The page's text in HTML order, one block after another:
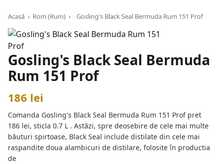
Acasă › Rom (Rum) › Gosling's Black Seal Bermuda Rum 151 Prof
Gosling's Black Seal Bermuda
Rum 151 Prof
186 lei
Comanda Gosling's Black Seal Bermuda Rum 151 Prof pret
186 lei, sticla 0.7 L . Astăzi, spre deosebire de cele mai multe
băuturi spirtoase, Black Seal include distilate din cele mai
raspandite doua alambicuri de distilare, folosite în productia
de